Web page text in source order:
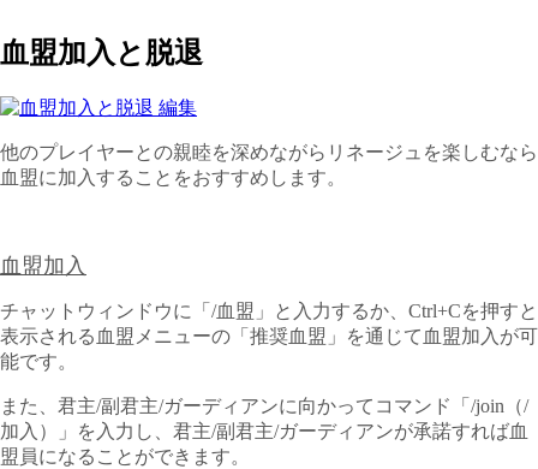
血盟加入と脱退
他のプレイヤーとの親睦を深めながらリネージュを楽しむなら
血盟に加入することをおすすめします。
血盟加入
チャットウィンドウに「/血盟」と入力するか、Ctrl+Cを押すと
表示される血盟メニューの「推奨血盟」を通じて血盟加入が可
能です。
また、君主/副君主/ガーディアンに向かってコマンド「/join（/
加入）」を入力し、君主/副君主/ガーディアンが承諾すれば血
盟員になることができます。